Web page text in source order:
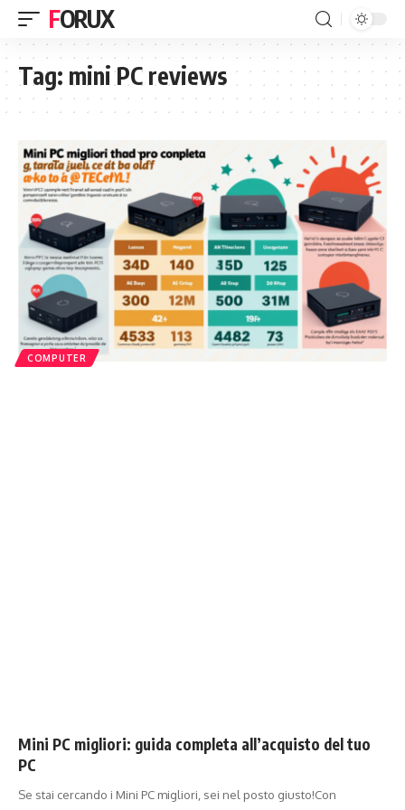
FORUX
Tag: mini PC reviews
COMPUTER
Mini PC migliori: guida completa all’acquisto del tuo
PC
Se stai cercando i Mini PC migliori, sei nel posto giusto!Con